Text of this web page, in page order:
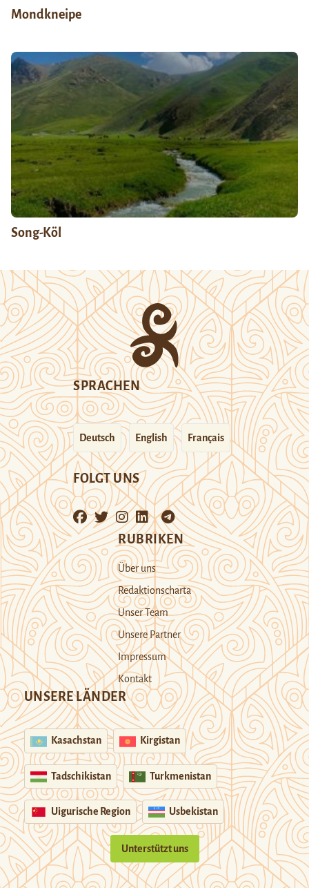
Mondkneipe
Song-Köl
SPRACHEN
Deutsch English Français
FOLGT UNS
RUBRIKEN
Über uns
Redaktionscharta
Unser Team
Unsere Partner
Impressum
Kontakt
UNSERE LÄNDER
Kasachstan Kirgistan
Tadschikistan Turkmenistan
Uigurische Region Usbekistan
Unterstützt uns